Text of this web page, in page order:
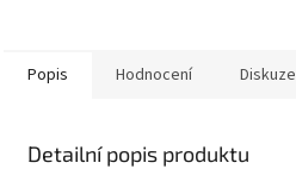
Popis Hodnocení Diskuze
Detailní popis produktu